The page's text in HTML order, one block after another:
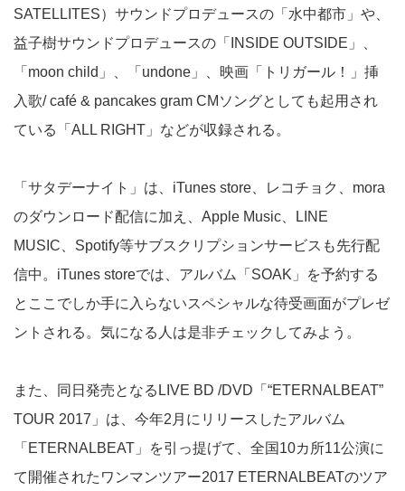
SATELLITES）サウンドプロデュースの「水中都市」や、
益子樹サウンドプロデュースの「INSIDE OUTSIDE」、
「moon child」、「undone」、映画「トリガール！」挿
入歌/ café & pancakes gram CMソングとしても起用され
ている「ALL RIGHT」などが収録される。
「サタデーナイト」は、iTunes store、レコチョク、mora
のダウンロード配信に加え、Apple Music、LINE
MUSIC、Spotify等サブスクリプションサービスも先行配
信中。iTunes storeでは、アルバム「SOAK」を予約する
とここでしか手に入らないスペシャルな待受画面がプレゼ
ントされる。気になる人は是非チェックしてみよう。
また、同日発売となるLIVE BD /DVD「“ETERNALBEAT”
TOUR 2017」は、今年2月にリリースしたアルバム
「ETERNALBEAT」を引っ提げて、全国10カ所11公演に
て開催されたワンマンツアー2017 ETERNALBEATのツア